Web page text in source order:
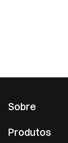
Sobre
Produtos